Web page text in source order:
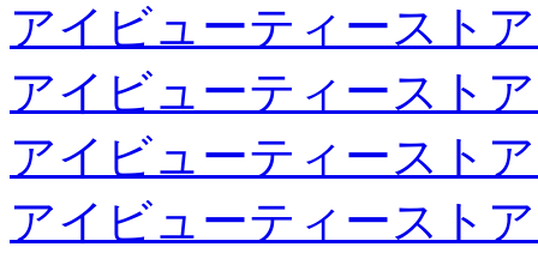
アイビューティースト
アイビューティースト
アイビューティースト
アイビューティースト